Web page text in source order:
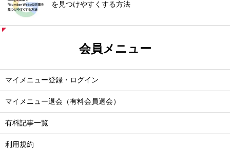
を見つけやすくする方法
会員メニュー
マイメニュー登録・ログイン
マイメニュー退会（有料会員退会）
有料記事一覧
利用規約